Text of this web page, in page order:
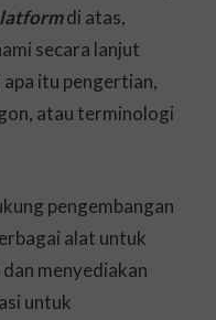
di atas,
secara lanjut
itu pengertian,
atau terminologi
pengembangan
alat untuk
menyediakan
untuk